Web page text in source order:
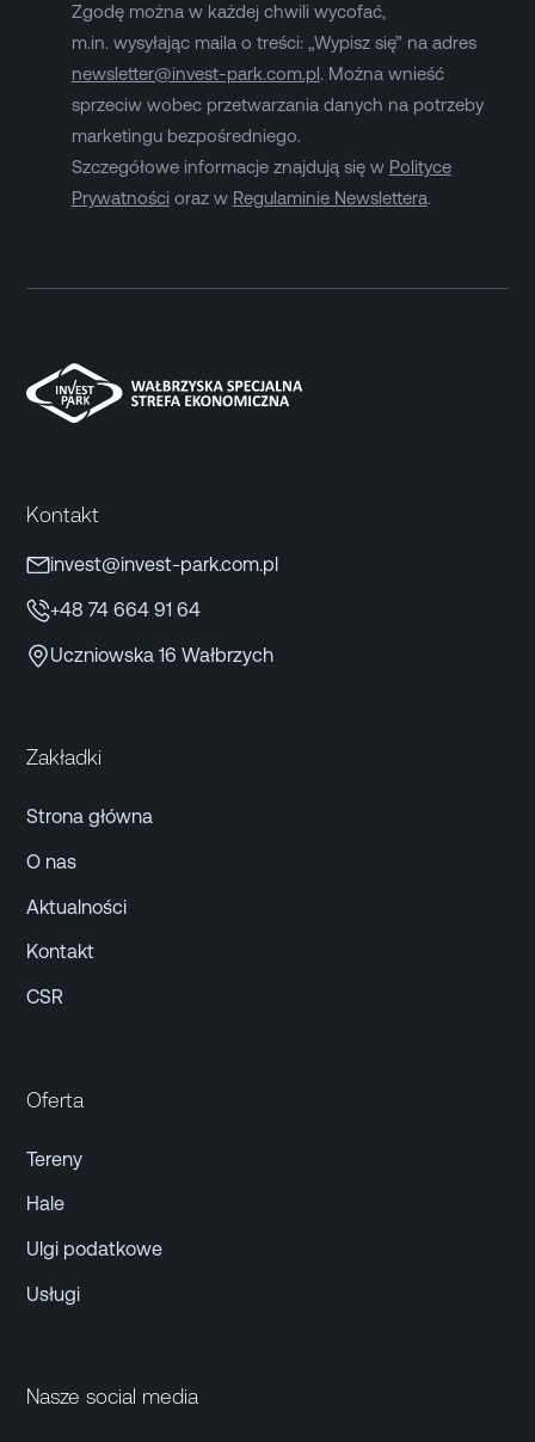
Zgodę można w każdej chwili wycofać,
m.in. wysyłając maila o treści: „Wypisz się” na adres
newsletter@invest-park.com.pl. Można wnieść
sprzeciw wobec przetwarzania danych na potrzeby
marketingu bezpośredniego.
Szczegółowe informacje znajdują się w Polityce
Prywatności oraz w Regulaminie Newslettera.
Kontakt
invest@invest-park.com.pl
+48 74 664 91 64
Uczniowska 16 Wałbrzych
Zakładki
Strona główna
O nas
Aktualności
Kontakt
CSR
Oferta
Tereny
Hale
Ulgi podatkowe
Usługi
Nasze social media